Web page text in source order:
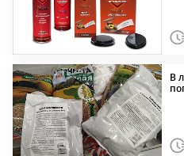
В